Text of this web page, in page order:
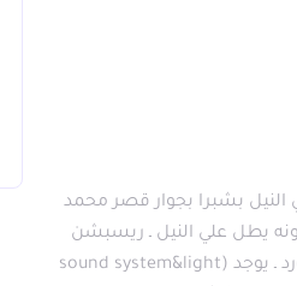
)صف اول علي النيل بشبرا بجوار قصر محمد
يطل علي النيل ـ ريسبشن
3 قطع - تشطيب الترا سوبر لوكس ـ السقف الساقط شبك وسلك وليس جبس بورد ـ يوجد (sound system&light